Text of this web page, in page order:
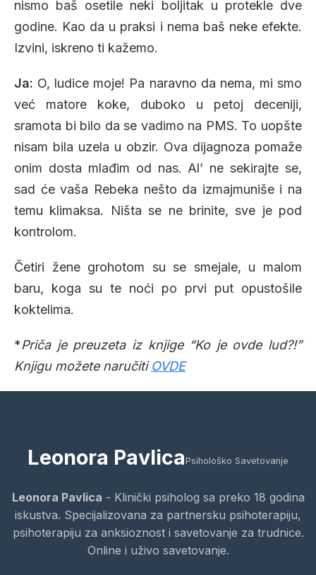
nismo baš osetile neki boljitak u protekle dve
godine. Kao da u praksi i nema baš neke efekte.
Izvini, iskreno ti kažemo.
Ja: O, ludice moje! Pa naravno da nema, mi smo
već matore koke, duboko u petoj deceniji,
sramota bi bilo da se vadimo na PMS. To uopšte
nisam bila uzela u obzir. Ova dijagnoza pomaže
onim dosta mlađim od nas. Al’ ne sekirajte se,
sad će vaša Rebeka nešto da izmajmuniše i na
temu klimaksa. Ništa se ne brinite, sve je pod
kontrolom.
Četiri žene grohotom su se smejale, u malom
baru, koga su te noći po prvi put opustošile
koktelima.
*Priča je preuzeta iz knjige “Ko je ovde lud?!”
Knjigu možete naručitiOVDE
Leonora Pavlica Psihološko Savetovanje
Leonora Pavlica - Klinički psiholog sa preko 18 godina
iskustva. Specijalizovana za partnersku psihoterapiju,
psihoterapiju za anksioznost i savetovanje za trudnice.
Online i uživo savetovanje.